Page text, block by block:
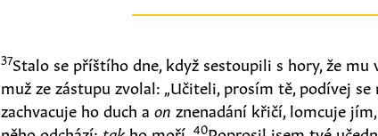
37Stalo se příštího dne, když sestoupili s hory, že
muž ze zástupu zvolal: „Učiteli, prosím tě, podívej
zachvacuje ho duch aon znenadání křičí, lomcuje
40